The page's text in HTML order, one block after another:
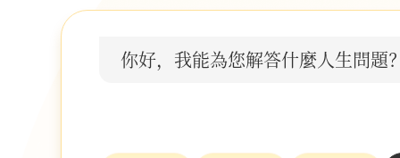
你好，我能為您解答什麼人生問題